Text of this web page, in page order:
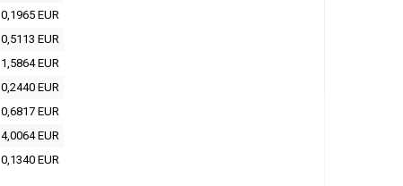
0,1965 EUR
0,5113 EUR
1,5864 EUR
0,2440 EUR
0,6817 EUR
4,0064 EUR
0,1340 EUR